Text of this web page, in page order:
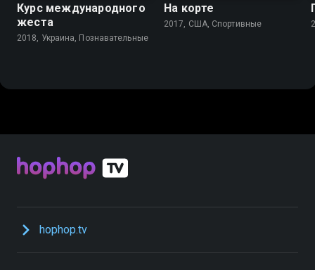
Курс международного
жеста
2018, Украина, Познавательные
На корте
2017, США, Спортивные
hophop.tv